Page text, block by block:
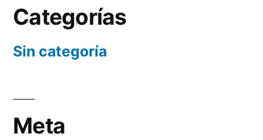
Categorías
Sin categoría
Meta